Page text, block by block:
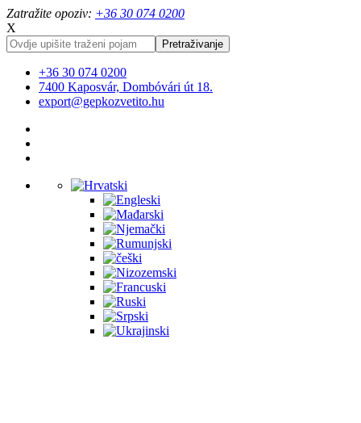
Zatražite opoziv: +36 30 074 0200
X
+36 30 074 0200
7400 Kaposvár, Dombóvári út 18.
export@gepkozvetito.hu